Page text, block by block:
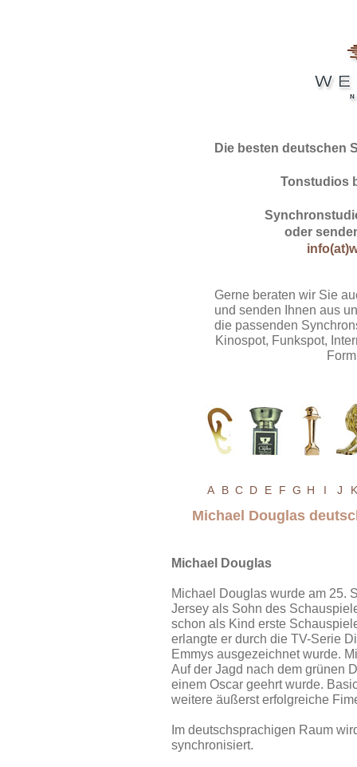
Die besten deutschen
Tonstudios
oder
Gerne beraten wir Sie
und senden Ihnen aus
die passenden
Kinospot, Funkspot,
A B C D E F G H I J K
Michael Douglas
Michael Douglas
Michael Douglas wurde am 25.
Jersey als Sohn des
schon als Kind erste
erlangte er durch die TV-Serie
Emmys ausgezeichnet wurde.
Auf der Jagd nach dem grünen
einem Oscar geehrt wurde.
weitere äußerst erfolgreiche
Im deutschsprachigen Raum
synchronisiert.